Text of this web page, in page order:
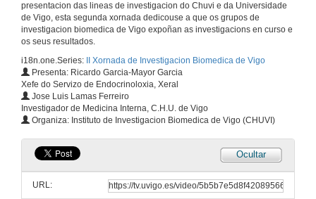
presentacion das lineas de investigacion do Chuvi e da Universidade
de Vigo, esta segunda xornada dedicouse a que os grupos de
investigacion biomedica de Vigo expoñan as investigacions en curso e
os seus resultados.
i18n.one.Series:
II Xornada de Investigacion Biomedica de Vigo
Presenta: Ricardo Garcia-Mayor Garcia
Xefe do Servizo de Endocrinoloxia, Xeral
Jose Luis Lamas Ferreiro
Investigador de Medicina Interna, C.H.U. de Vigo
Organiza: Instituto de Investigacion Biomedica de Vigo (CHUVI)
Ocultar
URL:
10 de xuño de 2009
10 de xuño de 2009
Intervención de Nieves Domínguez
resultados preliminais
10 de xuño de 2009